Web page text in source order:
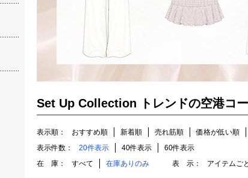
Set Up Collection トレンドの空港コ
表示順： おすすめ順 新着順 売れ筋順 価格が低い順
表示件数：
20件表示 40件表示
60件表示
在 庫：
すべて 在庫ありのみ 表 示： アイテムご